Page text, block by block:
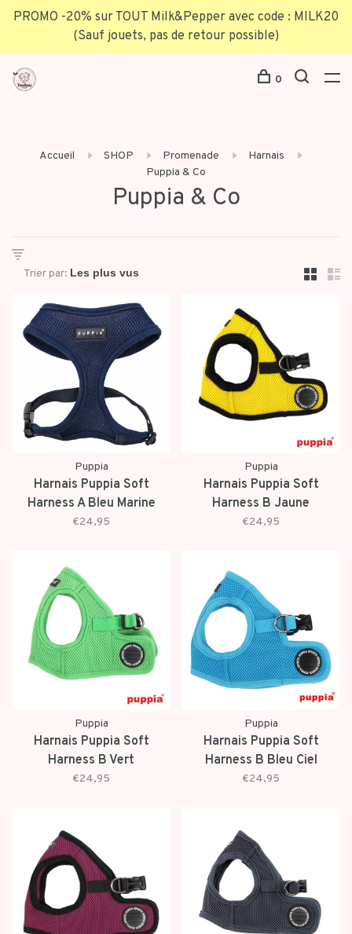
PROMO -20% sur TOUT Milk&Pepper avec code : MILK20
(Sauf jouets, pas de retour possible)
0
Accueil SHOP Promenade
Harnais
Puppia & Co
Puppia & Co
Trier par:
Puppia
Harnais Puppia Soft
Harness A Bleu Marine
€24,95
Puppia
Harnais Puppia Soft
Harness B Jaune
€24,95
Puppia
Harnais Puppia Soft
Harness B Vert
€24,95
Puppia
Harnais Puppia Soft
Harness B Bleu Ciel
€24,95